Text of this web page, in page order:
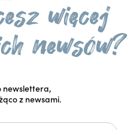
newslettera,
z newsami.